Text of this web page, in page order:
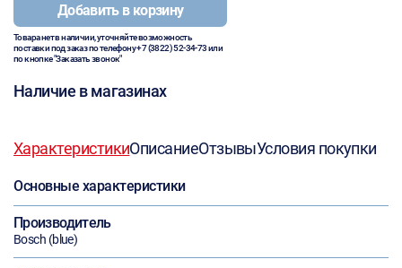
Добавить в корзину
Товара нет в наличии, уточняйте возможность
поставки под заказ по телефону+7 (3822) 52-34-73или
по кнопке "Заказать звонок"
Наличие в магазинах
ХарактеристикиОписаниеОтзывыУсловия покупки
Основные характеристики
Производитель
Bosch (blue)